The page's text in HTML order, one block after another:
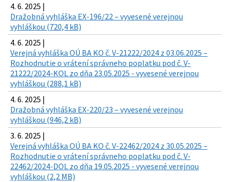
4. 6. 2025 |
Dražobná vyhláška EX-196/22 – vyvesené verejnou
vyhláškou (720,4 kB)
4. 6. 2025 |
Verejná vyhláška OÚ BA KO č. V-21222/2024 z 03.06.2025 –
Rozhodnutie o vrátení správneho poplatku pod č. V-
21222/2024-KOL zo dňa 23.05.2025 - vyvesené verejnou
vyhláškou (288,1 kB)
4. 6. 2025 |
Dražobná vyhláška EX-220/23 – vyvesené verejnou
vyhláškou (946,2 kB)
3. 6. 2025 |
Verejná vyhláška OÚ BA KO č. V-22462/2024 z 30.05.2025 –
Rozhodnutie o vrátení správneho poplatku pod č. V-
22462/2024-DOL zo dňa 19.05.2025 - vyvesené verejnou
vyhláškou (2,2 MB)